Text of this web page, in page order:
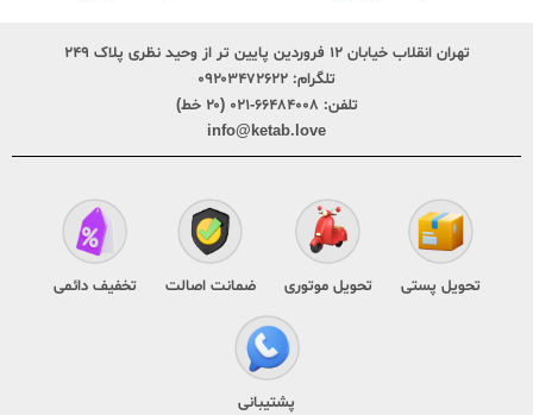
تهران انقلاب خیابان ۱۲ فروردین پایین تر از وحید نظری پلاک ۲۴۹
تلگرام: ۰۹۲۰۳۴۷۲۶۲۲
تلفن: ۶۶۴۸۴۰۰۸-۰۲۱ (۲۰ خط)
info@ketab.love
تحویل پستی تحویل موتوری ضمانت اصالت تخفیف دائمی
پشتیبانی